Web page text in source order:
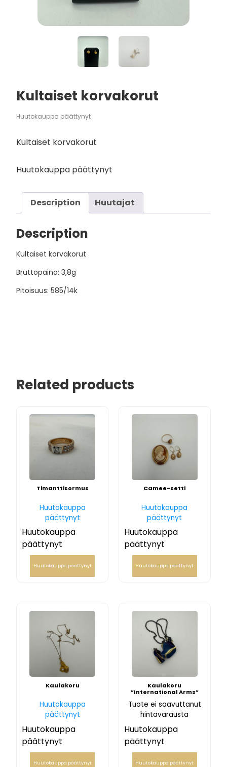
Kultaiset korvakorut
Huutokauppa päättynyt
Kultaiset korvakorut
Huutokauppa päättynyt
Description Huutajat
Description
Kultaiset korvakorut
Bruttopaino: 3,8g
Pitoisuus: 585/14k
Related products
Timanttisormus
Huutokauppa
päättynyt
Huutokauppa
päättynyt
Huutokauppa päättynyt
Camee-setti
Huutokauppa
päättynyt
Huutokauppa
päättynyt
Huutokauppa päättynyt
Kaulakoru
Huutokauppa
päättynyt
Huutokauppa
päättynyt
Huutokauppa päättynyt
Kaulakoru
”International Arms”
Tuote ei saavuttanut
hintavarausta
Huutokauppa
päättynyt
Huutokauppa päättynyt